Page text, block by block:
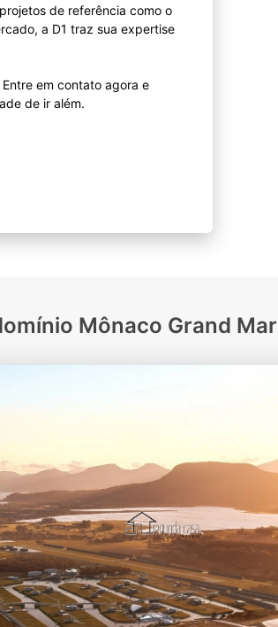
de referência como o
a D1 traz sua expertise
em contato agora e
Mônaco Grand